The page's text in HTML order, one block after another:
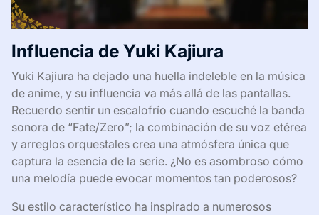
Influencia de Yuki Kajiura
Yuki Kajiura ha dejado una huella indeleble en la música
de anime, y su influencia va más allá de las pantallas.
Recuerdo sentir un escalofrío cuando escuché la banda
sonora de “Fate/Zero”; la combinación de su voz etérea
y arreglos orquestales crea una atmósfera única que
captura la esencia de la serie. ¿No es asombroso cómo
una melodía puede evocar momentos tan poderosos?
Su estilo característico ha inspirado a numerosos